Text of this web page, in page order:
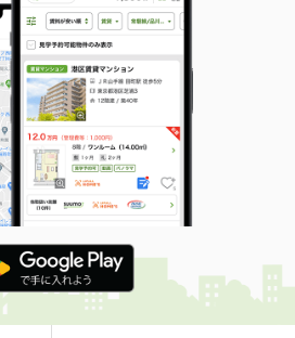
1LDK
町
4.35万円
鹿児島県薩摩川内市天辰町
57.23m²
2LDK
町
6.40万円
鹿児島県鹿児島市上之園町